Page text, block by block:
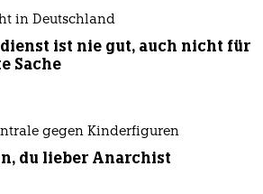
in Deutschland
ist nie gut, auch nicht für
Sache
gegen Kinderfiguren
du lieber Anarchist